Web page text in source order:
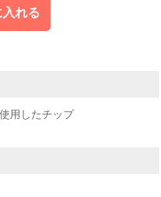
れる
用したチップ